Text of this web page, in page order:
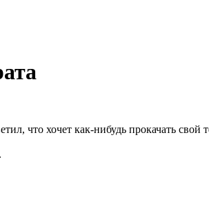
что хочет как-нибудь прокачать